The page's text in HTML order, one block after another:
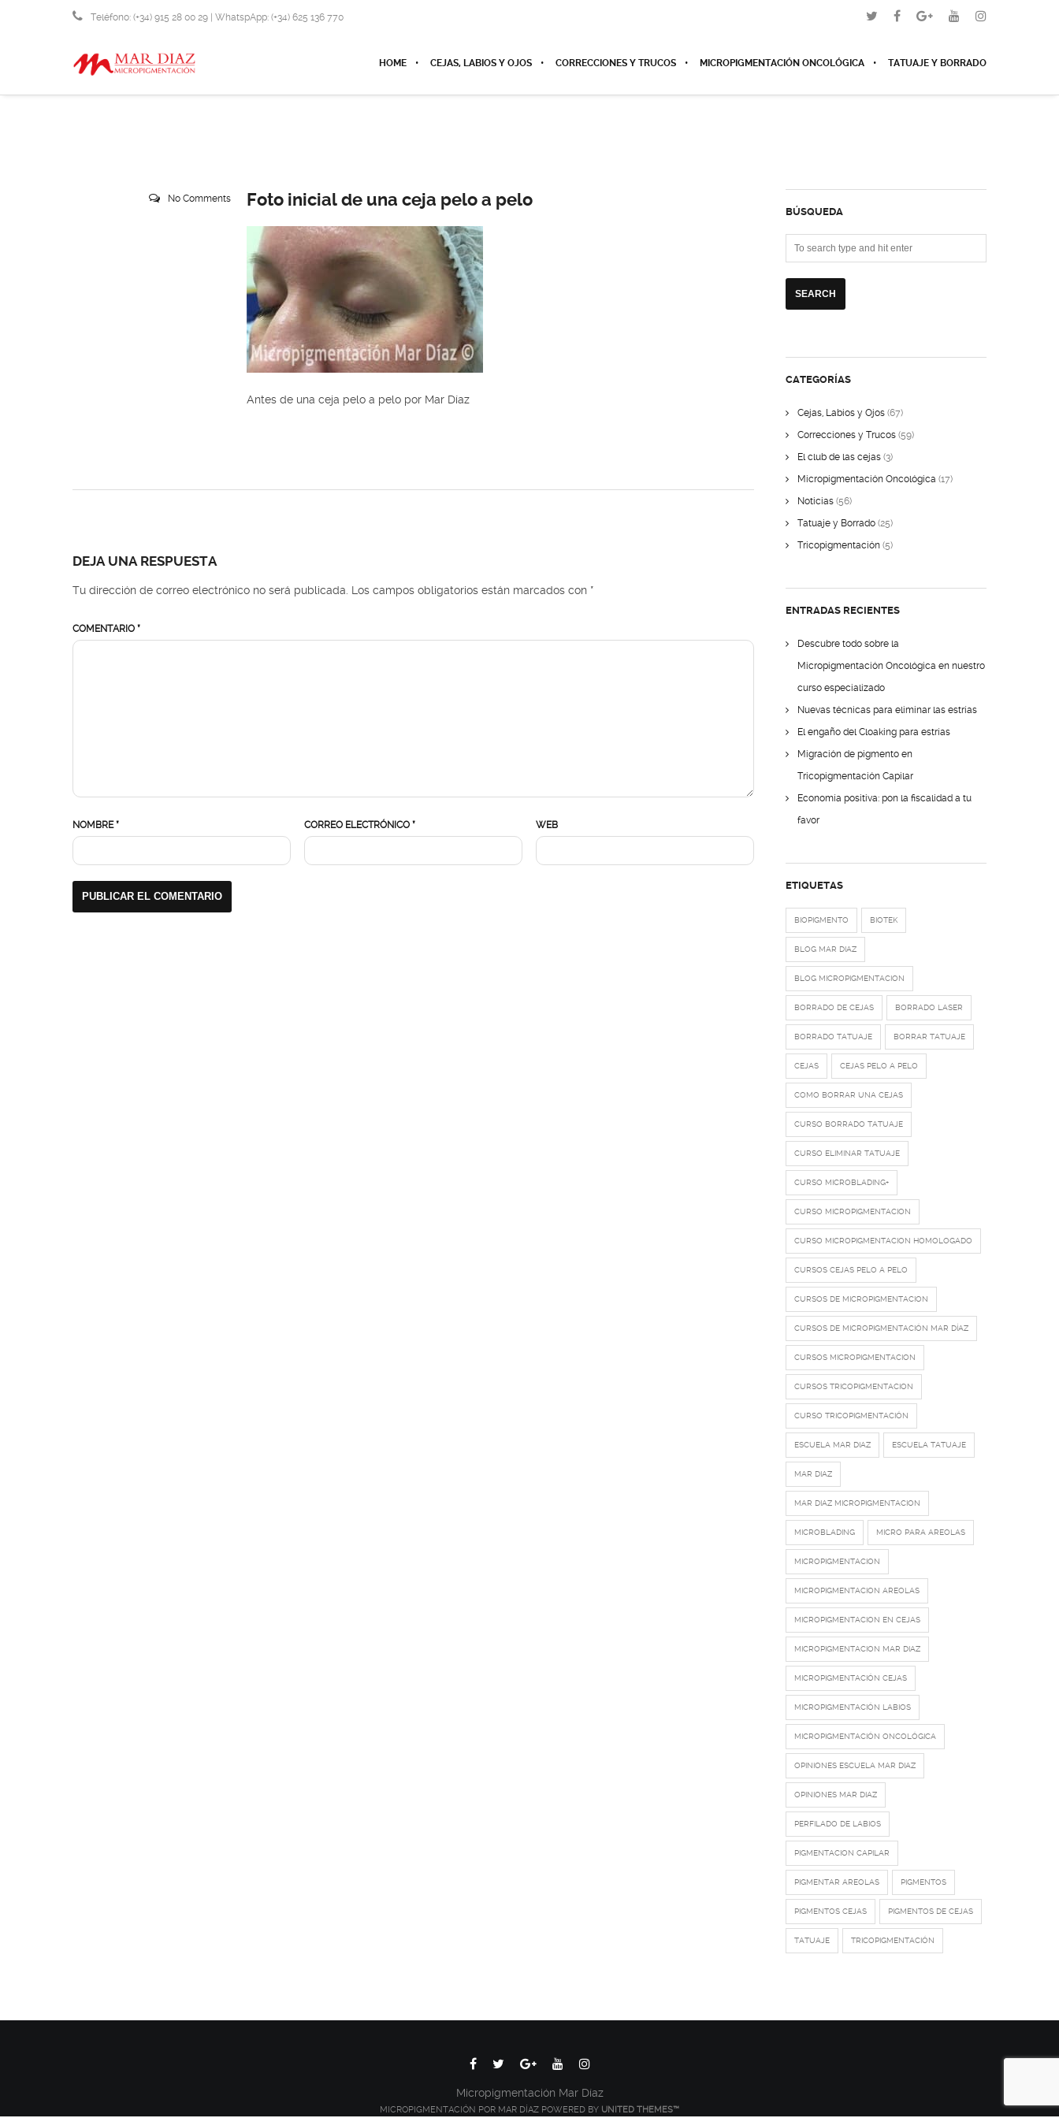
Teléfono: (+34) 915 28 00 29 | WhatspApp: (+34) 625 136 770
HOME
CEJAS, LABIOS Y OJOS CORRECCIONES Y TRUCOS MICROPIGMENTACIÓN ONCOLÓGICA TATUAJE Y BORRADO
No Comments Foto inicial de una ceja pelo a pelo
Antes de una ceja pelo a pelo por Mar Díaz
DEJA UNA RESPUESTA
Tu dirección de correo electrónico no será publicada. Los campos obligatorios están marcados con *
COMENTARIO *
NOMBRE* CORREO ELECTRÓNICO* WEB
BÚSQUEDA
CATEGORÍAS
Cejas, Labios y Ojos (67)
Correcciones y Trucos (59)
El club de las cejas (3)
Micropigmentación Oncológica (17)
Noticias (56)
Tatuaje y Borrado (25)
Tricopigmentación (5)
ENTRADAS RECIENTES
Descubre todo sobre la
Micropigmentación Oncológica en nuestro
curso especializado
Nuevas técnicas para eliminar las estrías
El engaño del Cloaking para estrías
Migración de pigmento en
Tricopigmentación Capilar
Economía positiva: pon la fiscalidad a tu
favor
ETIQUETAS
BIOPIGMENTO BIOTEK
BLOG MAR DIAZ
BLOG MICROPIGMENTACION
BORRADO DE CEJAS BORRADO LASER
BORRADO TATUAJE BORRAR TATUAJE
CEJAS CEJAS PELO A PELO
COMO BORRAR UNA CEJAS
CURSO BORRADO TATUAJE
CURSO ELIMINAR TATUAJE
CURSO MICROBLADING+
CURSO MICROPIGMENTACION
CURSO MICROPIGMENTACION HOMOLOGADO
CURSOS CEJAS PELO A PELO
CURSOS DE MICROPIGMENTACION
CURSOS DE MICROPIGMENTACIÓN MAR DÍAZ
CURSOS MICROPIGMENTACION
CURSOS TRICOPIGMENTACION
CURSO TRICOPIGMENTACIÓN
ESCUELA MAR DIAZ ESCUELA TATUAJE
MAR DIAZ
MAR DIAZ MICROPIGMENTACION
MICROBLADING MICRO PARA AREOLAS
MICROPIGMENTACION
MICROPIGMENTACION AREOLAS
MICROPIGMENTACION EN CEJAS
MICROPIGMENTACION MAR DIAZ
MICROPIGMENTACIÓN CEJAS
MICROPIGMENTACIÓN LABIOS
MICROPIGMENTACIÓN ONCOLÓGICA
OPINIONES ESCUELA MAR DIAZ
OPINIONES MAR DIAZ
PERFILADO DE LABIOS
PIGMENTACION CAPILAR
PIGMENTAR AREOLAS PIGMENTOS
PIGMENTOS CEJAS PIGMENTOS DE CEJAS
TATUAJE TRICOPIGMENTACIÓN
Micropigmentación Mar Díaz
MICROPIGMENTACIÓN POR MAR DÍAZ POWERED BY UNITED THEMES™